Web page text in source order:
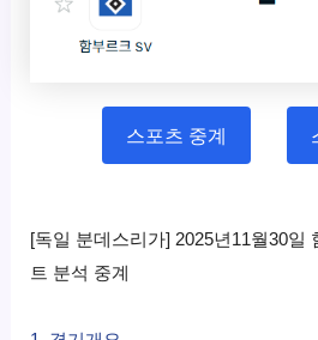
스포츠 중계
[독일 분데스리가] 2025년11월30일
트 분석 중계